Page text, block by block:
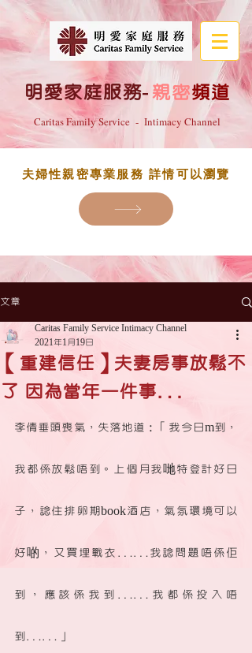
明愛家庭服務- 親密頻道
Caritas Family Service - Intimacy Channel
夫婦性親密專業服務 詳情可以瀏覽
文章
【重建信任】夫妻房事放鬆不
了 因為當年一件事…
Caritas Family Service Intimacy Channel
2021年1月19日
李倩垂頭喪氣，失落地道：「我今日m到，
我都係放鬆唔到。上個月我哋特登計好日
子，諗住排卵期book酒店，氣氛環境可以
好啲，又買埋戰衣……我諗問題唔係佢
到，應該係我到……我都係投入唔
到……」